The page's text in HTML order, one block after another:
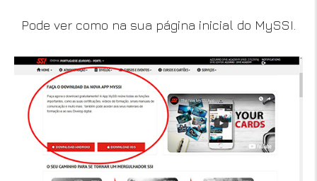
Pode ver como na sua página inicial do MySSI.